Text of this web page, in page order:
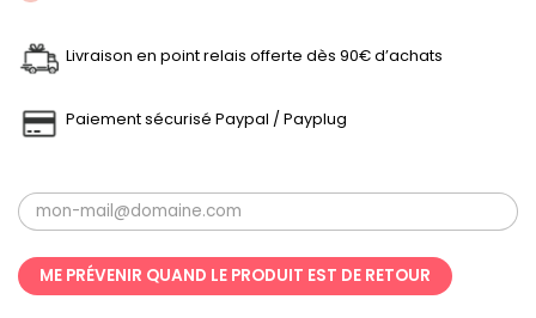
Livraison en point relais offerte dès 90€ d’achats
Paiement sécurisé Paypal / Payplug
ME PRÉVENIR QUAND LE PRODUIT EST DE RETOUR